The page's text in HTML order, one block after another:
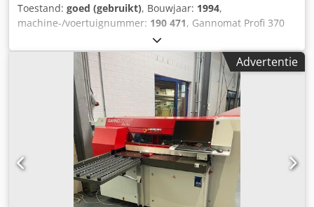
Toestand: goed (gebruikt), Bouwjaar: 1994,
machine-/voertuignummer: 190 471, Gannomat Profi 370
olijfboormachine Olijfboormachine voor verticale montage
van de vleugels en het boren van het olijfgat van achteren.
- In hoogte en diepte verstelbare booreenheid (hoogte met
teller) - Pneumatische cilinder voor werkstukfixatie tijdens
het boren - Rollenbaan voor werkstukondersteuning -
Opklapbare aanslagen voor overbrengingen met vaste
greepzit - Centree-aanslag voor overbrengingen met
variabele greepzit - Voetpedaal voor de werkprocedure -
Rij-inrichting Goed onderhouden machine met
betrouwbare, bewezen werkmethode. Technische
gegevens zie typeplaatje. Credpfjy Ad Haox Apvsf Kan ter
plaatse worden getest. Voor vragen kunt u gerust contact
Advertentie